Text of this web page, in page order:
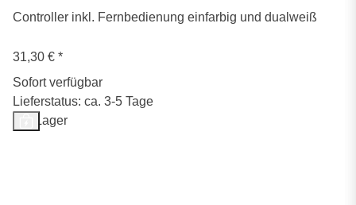
Controller inkl. Fernbedienung einfarbig und dualweiß
31,30 € *
Sofort verfügbar
Lieferstatus: ca. 3-5 Tage
Auf Lager